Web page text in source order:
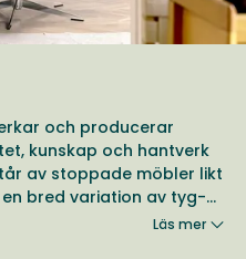
och producerar
kunskap och hantverk
av stoppade möbler likt
Läs mer